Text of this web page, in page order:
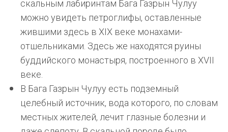
скальным лабиринтам Бага Газрын Чулуу
можно увидеть петроглифы, оставленные
жившими здесь в XIX веке монахами-
отшельниками. Здесь же находятся руины
буддийского монастыря, построенного в XVII
веке.
В Бага Газрын Чулуу есть подземный
целебный источник, вода которого, по словам
местных жителей, лечит глазные болезни и